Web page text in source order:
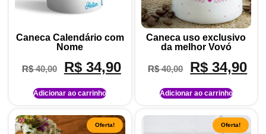
Caneca Calendário com
Nome
R$40,00 R$34,90
Adicionar ao carrinho
Caneca uso exclusivo
da melhor Vovó
R$40,00 R$ 34,90
Adicionar ao carrinho
Oferta! Oferta!